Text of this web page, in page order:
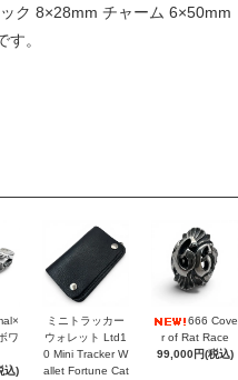
ク 8×28mm チャーム 6×50mm
。
ワ
込)
ミニトラッカー
ウォレット Ltd1
0 Mini Tracker W
allet Fortune Cat
666 Cove
r of Rat Race
99,000円(税込)